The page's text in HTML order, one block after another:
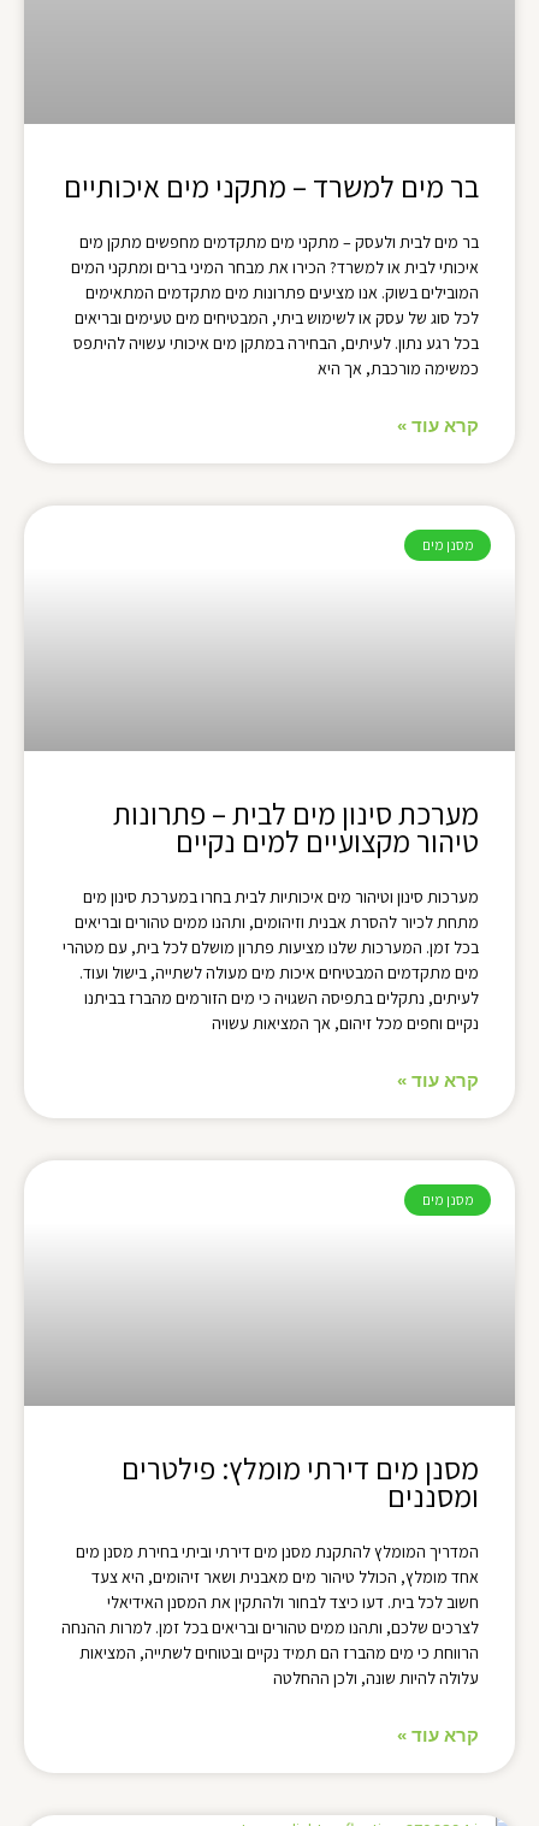
בר מים למשרד – מתקני מים איכותיים
בר מים לבית ולעסק – מתקני מים מתקדמים מחפשים מתקן מים
איכותי לבית או למשרד? הכירו את מבחר המיני ברים ומתקני המים
המובילים בשוק. אנו מציעים פתרונות מים מתקדמים המתאימים
לכל סוג של עסק או לשימוש ביתי, המבטיחים מים טעימים ובריאים
בכל רגע נתון. לעיתים, הבחירה במתקן מים איכותי עשויה להיתפס
כמשימה מורכבת, אך היא
קרא עוד »
מסנן מים
מערכת סינון מים לבית – פתרונות
טיהור מקצועיים למים נקיים
מערכות סינון וטיהור מים איכותיות לבית בחרו במערכת סינון מים
מתחת לכיור להסרת אבנית וזיהומים, ותהנו ממים טהורים ובריאים
בכל זמן. המערכות שלנו מציעות פתרון מושלם לכל בית, עם מטהרי
מים מתקדמים המבטיחים איכות מים מעולה לשתייה, בישול ועוד.
לעיתים, נתקלים בתפיסה השגויה כי מים הזורמים מהברז בביתנו
נקיים וחפים מכל זיהום, אך המציאות עשויה
קרא עוד »
מסנן מים
מסנן מים דירתי מומלץ: פילטרים
ומסננים
המדריך המומלץ להתקנת מסנן מים דירתי וביתי בחירת מסנן מים
אחד מומלץ, הכולל טיהור מים מאבנית ושאר זיהומים, היא צעד
חשוב לכל בית. דעו כיצד לבחור ולהתקין את המסנן האידיאלי
לצרכים שלכם, ותהנו ממים טהורים ובריאים בכל זמן. למרות ההנחה
הרווחת כי מים מהברז הם תמיד נקיים ובטוחים לשתייה, המציאות
עלולה להיות שונה, ולכן ההחלטה
קרא עוד »